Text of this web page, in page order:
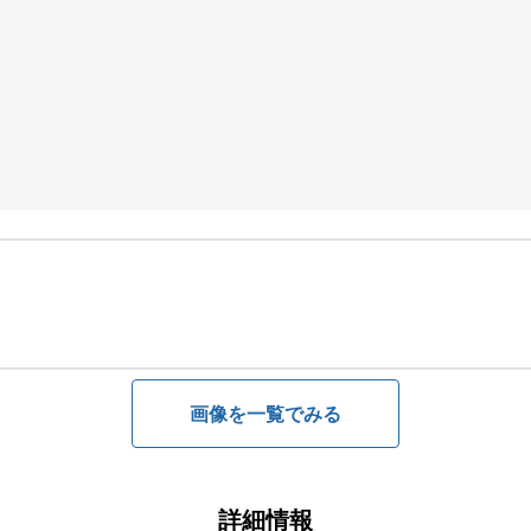
画像を一覧でみる
詳細情報